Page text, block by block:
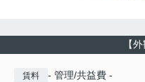
【
賃料 - 管理/共益費 -